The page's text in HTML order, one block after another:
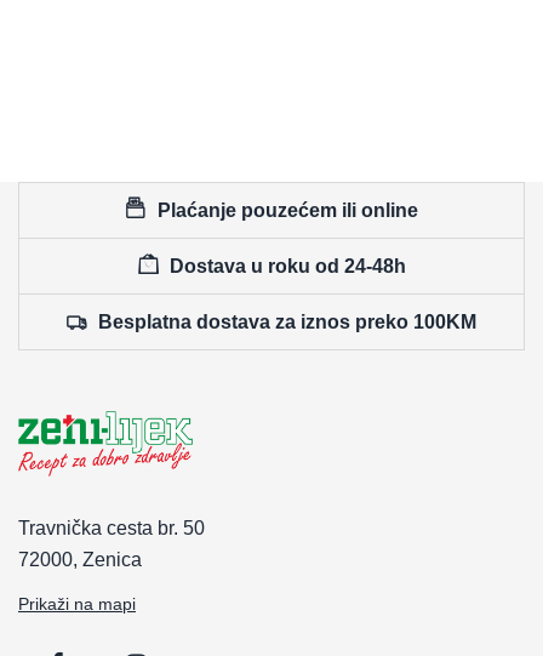
Plaćanje pouzećem ili online
Dostava u roku od 24-48h
Besplatna dostava za iznos preko 100KM
Travnička cesta br. 50
72000, Zenica
Prikaži na mapi